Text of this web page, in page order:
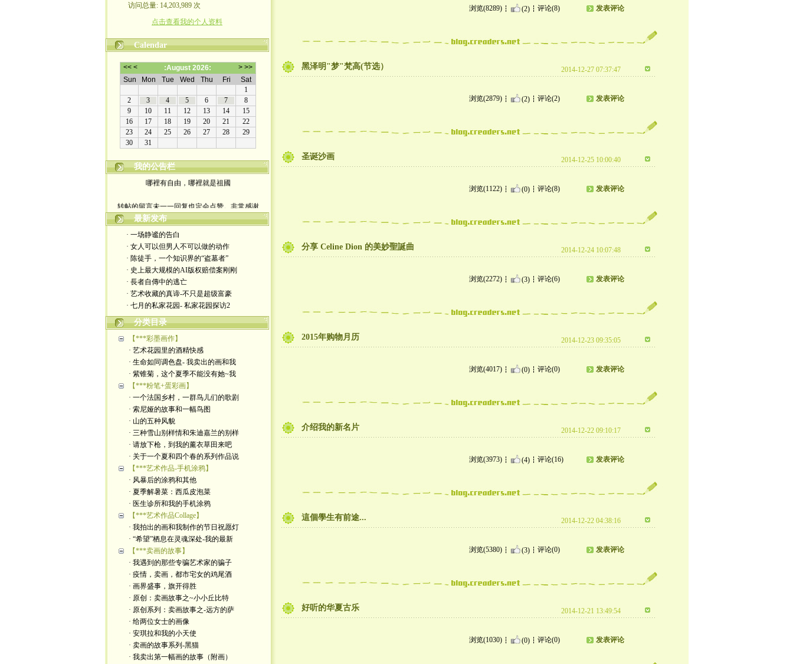
访问总量: 14,203,989 次
点击查看我的个人资料
Calendar
我的公告栏
哪裡有自由，哪裡就是祖國
yimengling53@yahoo.com
有意收藏者请私信我，感谢一贯支持
政治转载不一定代表本人意见
艺术博客：https://yimengl.blog
目录中标注星号的为本人艺术原创
最新发布
· 一场静谧的告白
· 女人可以但男人不可以做的动作
· 陈徒手，一个知识界的“盗墓者”
· 史上最大规模的AI版权赔偿案刚刚
· 長者自傳中的逃亡
· 艺术收藏的真谛-不只是超级富豪
· 七月的私家花园- 私家花园探访2
分类目录
【***彩墨画作】
· 艺术花园里的酒精快感
· 生命如同调色盘- 我卖出的画和我
· 紫锥菊，这个夏季不能没有她~我
【***粉笔+蛋彩画】
· 一个法国乡村，一群鸟儿们的歌剧
· 索尼娅的故事和一幅鸟图
· 山的五种风貌
· 三种雪山别样情和朱迪嘉兰的别样
· 请放下枪，到我的薰衣草田来吧
· 关于一个夏和四个春的系列作品说
【***艺术作品-手机涂鸦】
· 风暴后的涂鸦和其他
· 夏季解暑菜：西瓜皮泡菜
· 医生诊所和我的手机涂鸦
【***艺术作品Collage】
· 我拍出的画和我制作的节日祝愿灯
· “希望”栖息在灵魂深处-我的最新
【***卖画的故事】
· 我遇到的那些专骗艺术家的骗子
· 疫情，卖画，都市宅女的鸡尾酒
· 画界盛事，旗开得胜
· 原创：卖画故事之~小小丘比特
· 原创系列：卖画故事之-远方的萨
· 给两位女士的画像
· 安琪拉和我的小天使
· 卖画的故事系列-黑猫
· 我卖出第一幅画的故事（附画）
浏览(8289) (2) 评论(8) 发表评论
黑泽明"梦"梵高(节选） 2014-12-27 07:37:47
浏览(2879) (2) 评论(2) 发表评论
圣诞沙画 2014-12-25 10:00:40
浏览(1122) (0) 评论(8) 发表评论
分享 Celine Dion 的美妙聖誕曲 2014-12-24 10:07:48
浏览(2272) (3) 评论(6) 发表评论
2015年购物月历 2014-12-23 09:35:05
浏览(4017) (0) 评论(0) 发表评论
介绍我的新名片 2014-12-22 09:10:17
浏览(3973) (4) 评论(16) 发表评论
這個學生有前途... 2014-12-22 04:38:16
浏览(5380) (3) 评论(0) 发表评论
好听的华夏古乐 2014-12-21 13:49:54
浏览(1030) (0) 评论(0) 发表评论